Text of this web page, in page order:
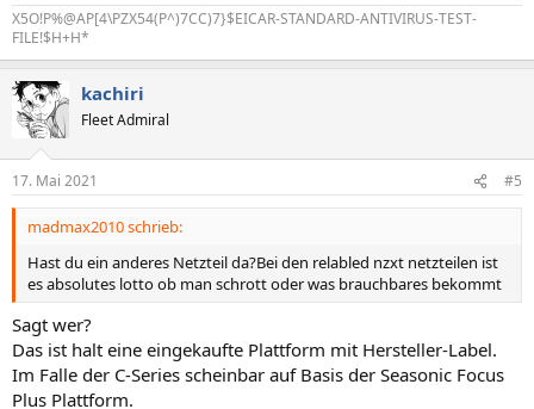
X5O!P%@AP[4\PZX54(P^)7CC)7}$EICAR-STANDARD-ANTIVIRUS-TEST-
FILE!$H+H*
kachiri
Fleet Admiral
17. Mai 2021 #5
madmax2010 schrieb:
Hast du ein anderes Netzteil da?Bei den relabled nzxt netzteilen ist
es absolutes lotto ob man schrott oder was brauchbares bekommt
Sagt wer?
Das ist halt eine eingekaufte Plattform mit Hersteller-Label.
Im Falle der C-Series scheinbar auf Basis der Seasonic Focus
Plus Plattform.